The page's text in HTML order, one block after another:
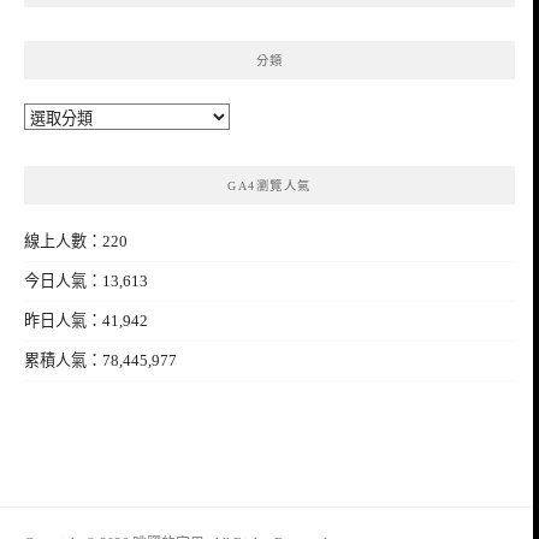
分類
分
GA4瀏覽人氣
線上人數：220
今日人氣：13,613
昨日人氣：41,942
累積人氣：78,445,977